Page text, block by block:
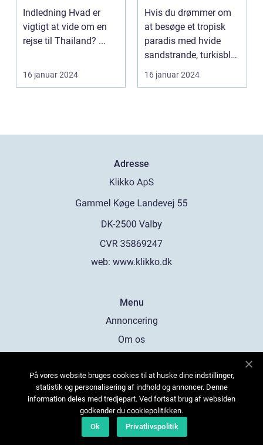
Indledning Hvad er
vigtigt at vide om en
rejse til Thailand? ...
16 januar 2024
Historie
Hvis du drømmer om
at besøge et tropisk
paradis med hvide
sandstrande, turkisblåt
vand og en unik ku...
16 januar 2024
Adresse
web: www.klikko.dk
Menu
Annoncering
Om os
Kontakt os
Sitemap
På vores website bruges cookies til at huske dine indstillinger,
statistik og personalisering af indhold og annoncer. Denne
information deles med tredjepart. Ved fortsat brug af websiden
godkender du cookiepolitikken.
Ok
Privatlivspolitik